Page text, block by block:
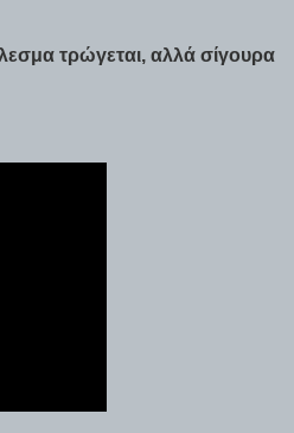
τρώγεται, αλλά σίγουρα